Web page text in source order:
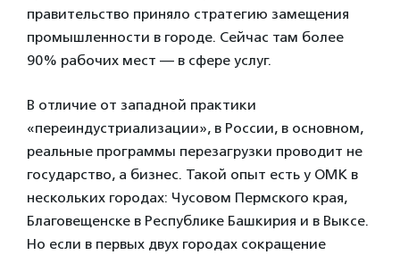
правительство приняло стратегию замещения
промышленности в городе. Сейчас там более
90% рабочих мест — в сфере услуг.
В отличие от западной практики
«переиндустриализации», в России, в основном,
реальные программы перезагрузки проводит не
государство, а бизнес. Такой опыт есть у ОМК в
нескольких городах: Чусовом Пермского края,
Благовещенске в Республике Башкирия и в Выксе.
Но если в первых двух городах сокращение